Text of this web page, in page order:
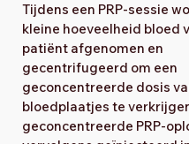
Tijdens een PRP-sessie
kleine hoeveelheid bloed
patiënt afgenomen en
gecentrifugeerd om een
geconcentreerde dosis
bloedplaatjes te
geconcentreerde PRP-